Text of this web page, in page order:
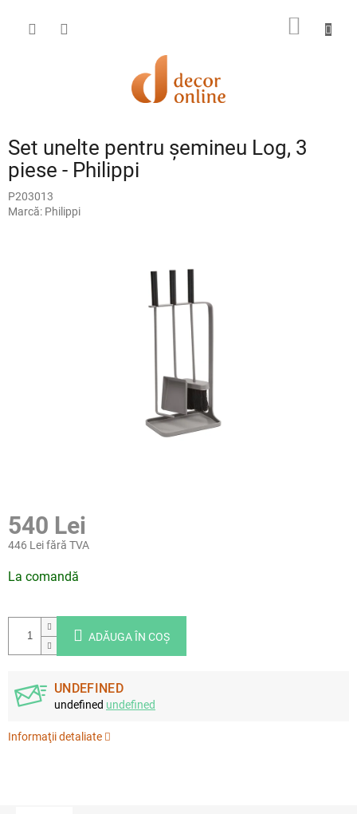
conținut
COŞ
Set unelte pentru șemineu Log, 3
piese - Philippi
P203013
Marcă: Philippi
540 Lei
446 Lei fără TVA
preţ:
La comandă
ADĂUGA ÎN COŞ
UNDEFINED
undefined undefined
Informaţii detaliate